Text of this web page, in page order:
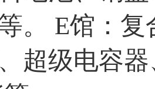
。 E馆：
超级电容